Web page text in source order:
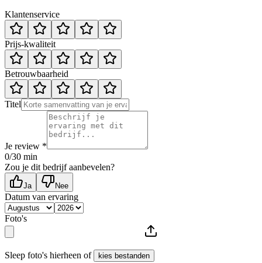
Klantenservice
Prijs-kwaliteit
Betrouwbaarheid
Titel
Je review *
0/30 min
Zou je dit bedrijf aanbevelen?
Ja Nee
Datum van ervaring
Foto's
Sleep foto's hierheen of kies bestanden